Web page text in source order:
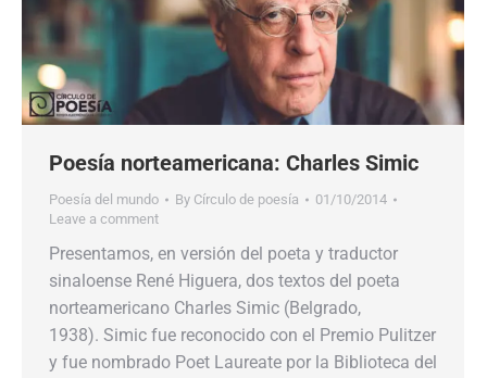
Poesía norteamericana: Charles Simic
Poesía del mundo By Círculo de poesía
01/10/2014
Leave a comment
Presentamos, en versión del poeta y traductor
sinaloense René Higuera, dos textos del poeta
norteamericano Charles Simic (Belgrado,
1938). Simic fue reconocido con el Premio Pulitzer
y fue nombrado Poet Laureate por la Biblioteca del